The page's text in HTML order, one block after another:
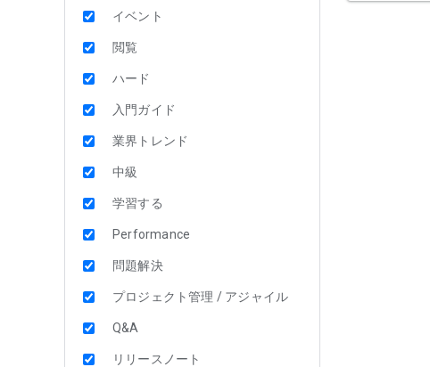
イベント
閲覧
ハード
入門ガイド
業界トレンド
中級
学習する
Performance
問題解決
プロジェクト管理 / アジャイル
Q&A
リリースノート